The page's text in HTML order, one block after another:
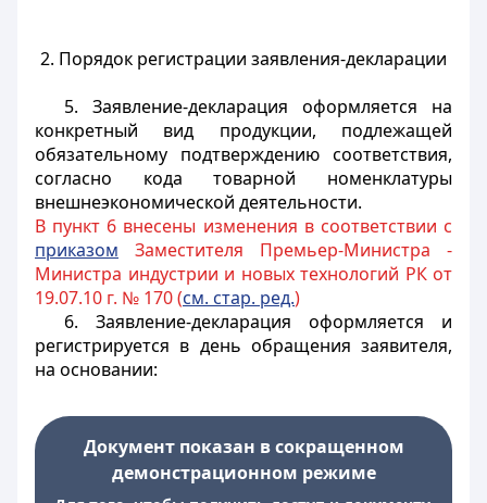
2. Порядок регистрации заявления-декларации
5. Заявление-декларация оформляется на
конкретный вид продукции, подлежащей
обязательному подтверждению соответствия,
согласно кода товарной номенклатуры
внешнеэкономической деятельности.
В пункт 6 внесены изменения в соответствии с
приказом Заместителя Премьер-Министра -
Министра индустрии и новых технологий РК от
19.07.10 г. № 170 (см. стар. ред.)
6. Заявление-декларация оформляется и
регистрируется в день обращения заявителя,
на основании:
Документ показан в сокращенном
демонстрационном режиме